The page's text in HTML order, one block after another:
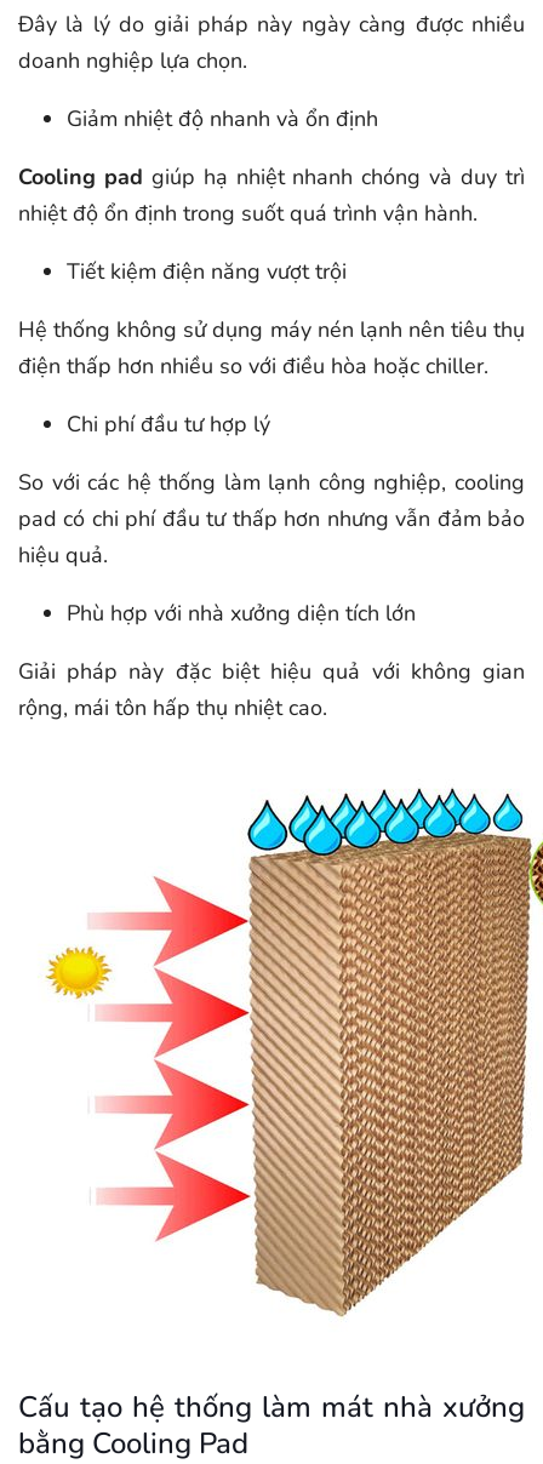
Đây là lý do giải pháp này ngày càng được nhiều
doanh nghiệp lựa chọn.
Giảm nhiệt độ nhanh và ổn định
Cooling pad giúp hạ nhiệt nhanh chóng và duy trì
nhiệt độ ổn định trong suốt quá trình vận hành.
Tiết kiệm điện năng vượt trội
Hệ thống không sử dụng máy nén lạnh nên tiêu thụ
điện thấp hơn nhiều so với điều hòa hoặc chiller.
Chi phí đầu tư hợp lý
So với các hệ thống làm lạnh công nghiệp, cooling
pad có chi phí đầu tư thấp hơn nhưng vẫn đảm bảo
hiệu quả.
Phù hợp với nhà xưởng diện tích lớn
Giải pháp này đặc biệt hiệu quả với không gian
rộng, mái tôn hấp thụ nhiệt cao.
Cấu tạo hệ thống làm mát nhà xưởng
bằng Cooling Pad